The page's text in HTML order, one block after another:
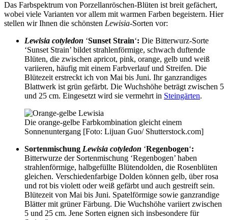
Das Farbspektrum von Porzellanröschen-Blüten ist breit gefächert,
wobei viele Varianten vor allem mit warmen Farben begeistern. Hier
stellen wir Ihnen die schönsten Lewisia-Sorten vor:
Lewisia cotyledon ‘Sunset Strain‘: Die Bitterwurz-Sorte
‘Sunset Strain’ bildet strahlenförmige, schwach duftende
Blüten, die zwischen apricot, pink, orange, gelb und weiß
variieren, häufig mit einem Farbverlauf und Streifen. Die
Blütezeit erstreckt ich von Mai bis Juni. Ihr ganzrandiges
Blattwerk ist grün gefärbt. Die Wuchshöhe beträgt zwischen 5
und 25 cm. Eingesetzt wird sie vermehrt in Steingärten.
Die orange-gelbe Farbkombination gleicht einem
Sonnenuntergang [Foto: Lijuan Guo/ Shutterstock.com]
Sortenmischung Lewisia cotyledon ‘Regenbogen‘:
Bitterwurze der Sortenmischung ‘Regenbogen’ haben
strahlenförmige, halbgefüllte Blütendolden, die Rosenblüten
gleichen. Verschiedenfarbige Dolden können gelb, über rosa
und rot bis violett oder weiß gefärbt und auch gestreift sein.
Blütezeit von Mai bis Juni. Spatelförmige sowie ganzrandige
Blätter mit grüner Färbung. Die Wuchshöhe variiert zwischen
5 und 25 cm. Jene Sorten eignen sich insbesondere für